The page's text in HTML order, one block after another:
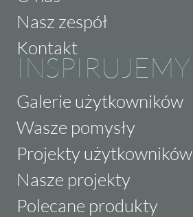
Nasz zespół
Kontakt
INSPIRUJEMY
Galerie użytkowników
Wasze pomysły
Projekty użytkowników
Nasze projekty
Polecane produkty